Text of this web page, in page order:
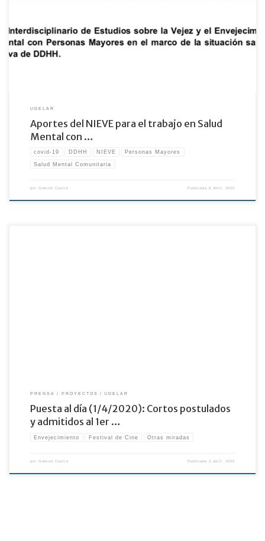
UDELAR
Aportes del NIEVE para el trabajo en Salud
Mental con …
covid-19 DDHH NIEVE Personas Mayores
Salud Mental Comunitaria
por Gabriel Castro Publicada6 abril, 2020
PRENSA PROYECTOS UDELAR
Puesta al día (1/4/2020): Cortos postulados
y admitidos al 1er …
Envejecimiento Festival de Cine Otras miradas
por Gabriel Castro Publicada3 abril, 2020